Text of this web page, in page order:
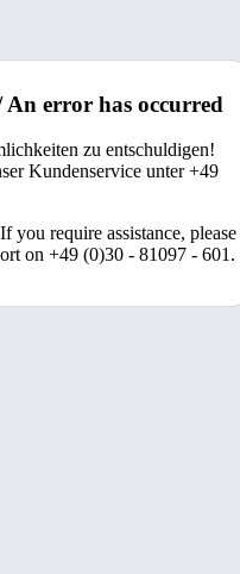
An error has occurred
zu entschuldigen!
Kundenservice unter +49
you require assistance, please
on +49 (0)30 - 81097 - 601.